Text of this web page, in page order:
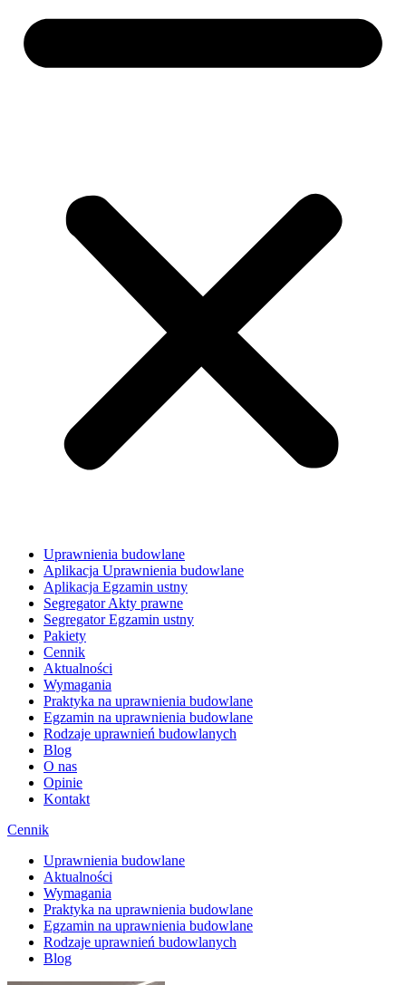
Uprawnienia budowlane
Aplikacja Uprawnienia budowlane
Aplikacja Egzamin ustny
Segregator Akty prawne
Segregator Egzamin ustny
Pakiety
Cennik
Aktualności
Wymagania
Praktyka na uprawnienia budowlane
Egzamin na uprawnienia budowlane
Rodzaje uprawnień budowlanych
Blog
O nas
Opinie
Kontakt
Cennik
Uprawnienia budowlane
Aktualności
Wymagania
Praktyka na uprawnienia budowlane
Egzamin na uprawnienia budowlane
Rodzaje uprawnień budowlanych
Blog